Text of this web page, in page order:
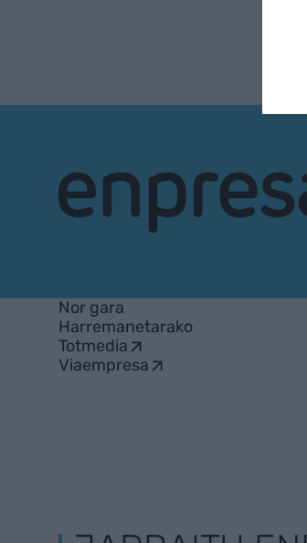
Nor gara
Harremanetarako
Totmedia
Viaempresa